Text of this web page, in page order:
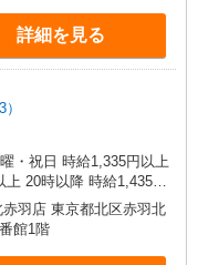
詳細を見る
上 20時以降 時給1,435円
羽店 東京都北区赤羽北
館1階